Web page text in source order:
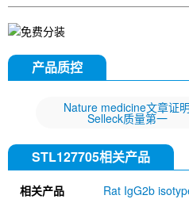
产品质控
Nature medicine文章证明
Selleck质量第一
STL127705相关产品
相关产品 Rat IgG2b